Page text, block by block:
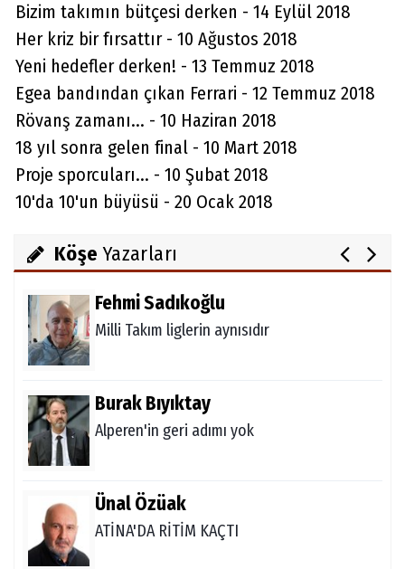
Bizim takımın bütçesi derken - 14 Eylül 2018
Her kriz bir fırsattır - 10 Ağustos 2018
Yeni hedefler derken! - 13 Temmuz 2018
Egea bandından çıkan Ferrari - 12 Temmuz 2018
Rövanş zamanı... - 10 Haziran 2018
18 yıl sonra gelen final - 10 Mart 2018
Proje sporcuları... - 10 Şubat 2018
10'da 10'un büyüsü - 20 Ocak 2018
Köşe Yazarları
Aydın Örs
Ataman için imkansız yok
Melda Yakupoğlu
Fehmi Sadıkoğlu
Milli Takım liglerin aynısıdır
Burak Bıyıktay
Alperen'in geri adımı yok
Ünal Özüak
ATİNA'DA RİTİM KAÇTI